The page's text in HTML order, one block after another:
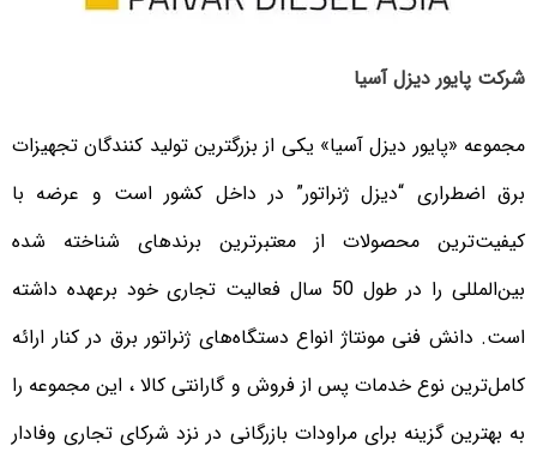
شرکت پایور دیزل آسیا
مجموعه «پایور دیزل آسیا» یکی از بزرگترین تولید کنندگان تجهیزات
برق اضطراری “دیزل ژنراتور” در داخل کشور است و عرضه با
کیفیت‌ترین محصولات از معتبرترین برندهای شناخته شده
بین‌المللی را در طول 50 سال فعالیت تجاری خود برعهده داشته
است. دانش فنی مونتاژ انواع دستگاه‌های ژنراتور برق در کنار ارائه
کامل‌ترین نوع خدمات پس از فروش و گارانتی کالا ، این مجموعه را
به بهترین گزینه برای مراودات بازرگانی در نزد شرکای تجاری وفادار